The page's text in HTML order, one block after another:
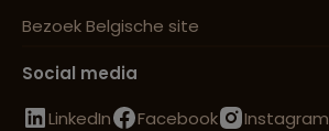
Bezoek Belgische site
Social media
LinkedIn
Facebook Instagram